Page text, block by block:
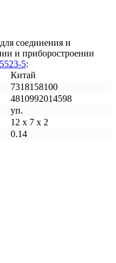
соединения и
и приборостроении
5:
Китай
7318158100
4810992014598
уп.
12 х 7 х 2
0.14